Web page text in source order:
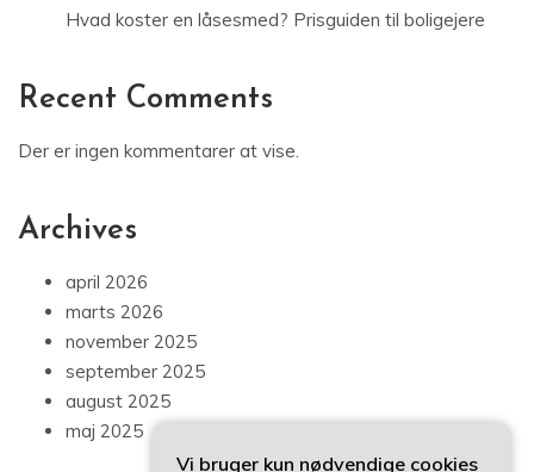
Hvad koster en låsesmed? Prisguiden til boligejere
Recent Comments
Der er ingen kommentarer at vise.
Archives
april 2026
marts 2026
november 2025
september 2025
august 2025
maj 2025
Vi bruger kun nødvendige cookies